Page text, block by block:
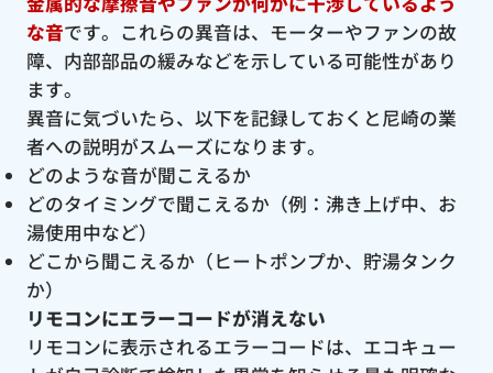
な音です。これらの異音は、モーターやファンの故
障、内部部品の緩みなどを示している可能性があり
ます。
異音に気づいたら、以下を記録しておくと尼崎の業
者への説明がスムーズになります。
どのような音が聞こえるか
どのタイミングで聞こえるか（例：沸き上げ中、お
湯使用中など）
どこから聞こえるか（ヒートポンプか、貯湯タンク
か）
リモコンにエラーコードが消えない
リモコンに表示されるエラーコードは、エコキュー